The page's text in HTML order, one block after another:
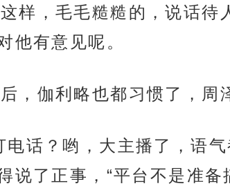
样，毛毛糙糙的，说话待
他有意见呢。
，伽利略也都习惯了，周
电话？哟，大主播了，语
说了正事，“平台不是准